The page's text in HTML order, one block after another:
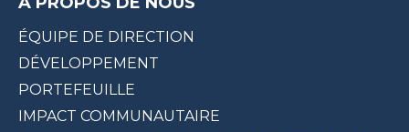
ÉQUIPE DE DIRECTION
DÉVELOPPEMENT
PORTEFEUILLE
IMPACT COMMUNAUTAIRE